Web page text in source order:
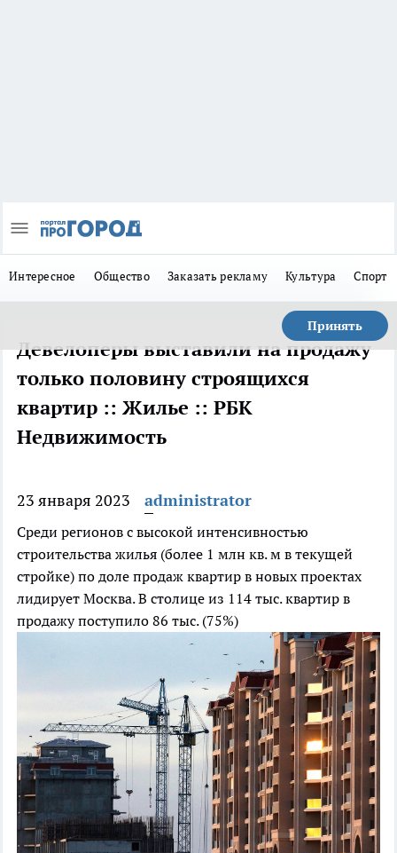
Интересное Общество Заказать рекламу Культура Спорт
Принять
Девелоперы выставили на продажу
только половину строящихся
квартир :: Жилье :: РБК
Недвижимость
23 января 2023 administrator
Среди регионов с высокой интенсивностью
строительства жилья (более 1 млн кв. м в текущей
стройке) по доле продаж квартир в новых проектах
лидирует Москва. В столице из 114 тыс. квартир в
продажу поступило 86 тыс. (75%)